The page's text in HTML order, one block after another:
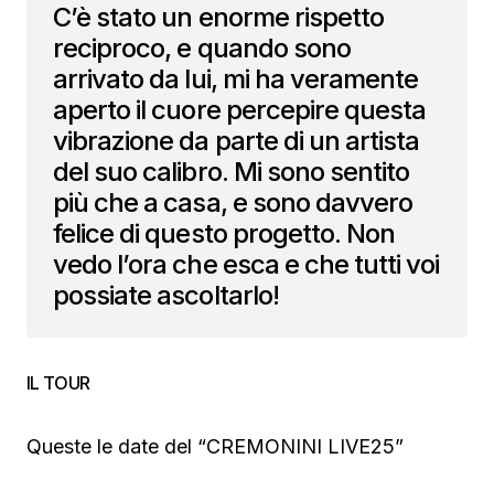
C’è stato un enorme rispetto
reciproco, e quando sono
arrivato da lui, mi ha veramente
aperto il cuore percepire questa
vibrazione da parte di un artista
del suo calibro. Mi sono sentito
più che a casa, e sono davvero
felice di questo progetto. Non
vedo l’ora che esca e che tutti voi
possiate ascoltarlo!
IL TOUR
Queste le date del “CREMONINI LIVE25”